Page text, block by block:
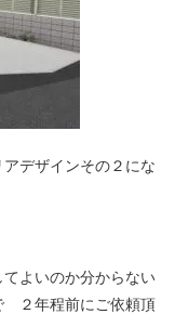
デザインその２にな
よいのか分からない
２年程前にご依頼頂